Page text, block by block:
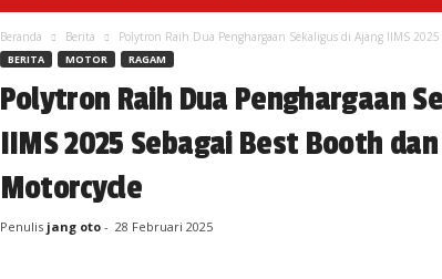
Beranda Berita Polytron Raih Dua Penghargaan Sekaligus di Ajang IIMS 2025
BERITA MOTOR RAGAM
Polytron Raih Dua Penghargaan
IIMS 2025 Sebagai Best Booth
Motorcycle
Penulis jang oto- 28 Februari 2025